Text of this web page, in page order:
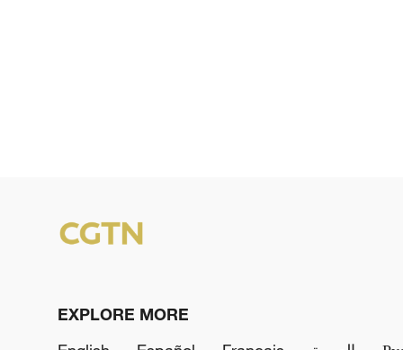
EXPLORE MORE